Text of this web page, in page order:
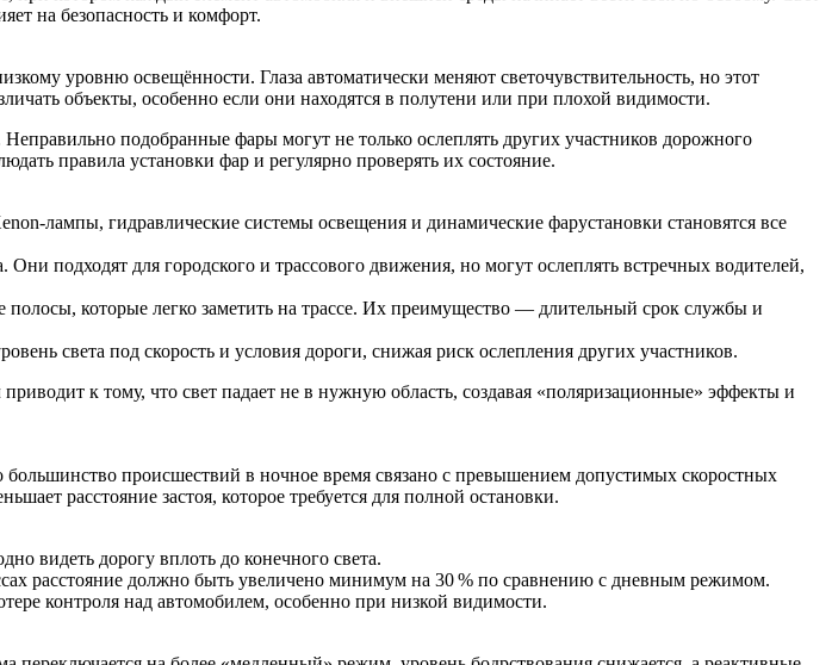
на безопасность и комфорт.
уровню освещённости. Глаза автоматически меняют светочувствительность, но этот
объекты, особенно если они находятся в полутени или при плохой видимости.
подобранные фары могут не только ослеплять других участников дорожного
правила установки фар и регулярно проверять их состояние.
гидравлические системы освещения и динамические фарустановки становятся все
подходят для городского и трассового движения, но могут ослеплять встречных водителей,
которые легко заметить на трассе. Их преимущество — длительный срок службы и
света под скорость и условия дороги, снижая риск ослепления других участников.
к тому, что свет падает не в нужную область, создавая «поляризационные» эффекты и
происшествий в ночное время связано с превышением допустимых скоростных
расстояние застоя, которое требуется для полной остановки.
видеть дорогу вплоть до конечного света.
расстояние должно быть увеличено минимум на 30 % по сравнению с дневным режимом.
контроля над автомобилем, особенно при низкой видимости.